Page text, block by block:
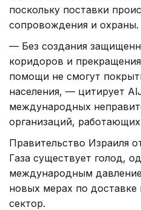
поскольку поставки
сопровождения и охраны.
— Без создания
коридоров и
помощи не смогут
населения, — цитирует
международных
организаций,
Правительство Израиля
Газа существует голод,
международным
новых мерах по
сектор.